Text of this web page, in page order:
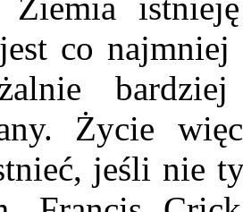
co
Życie
jeśli nie